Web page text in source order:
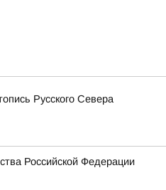
Русского Севера
Российской Федерации